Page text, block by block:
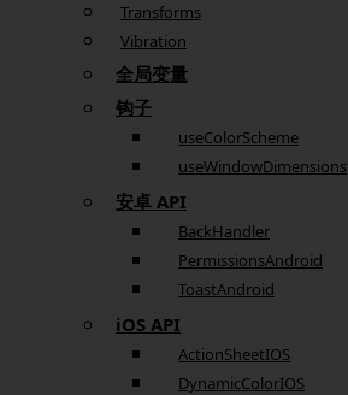
Transforms
Vibration
全局变量
钩子
useColorScheme
useWindowDimensions
安卓 API
BackHandler
PermissionsAndroid
ToastAndroid
iOS API
ActionSheetIOS
DynamicColorIOS